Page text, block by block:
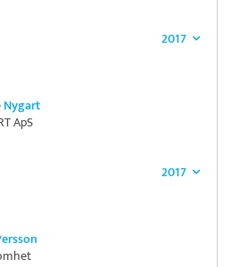
2017
Nygart
ApS
2017